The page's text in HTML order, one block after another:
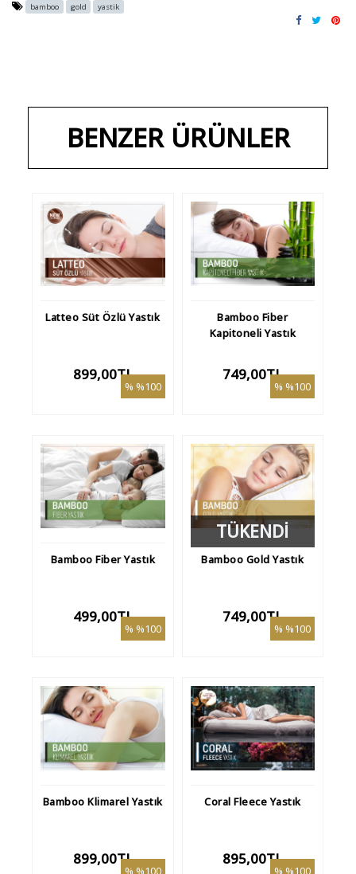
bamboo gold yastik
BENZER ÜRÜNLER
%100
Latteo Süt Özlü Yastık
899,00TL
%100
Bamboo Fiber
Kapitoneli Yastık
749,00TL
%100
Bamboo Fiber Yastık
499,00TL
%100
TÜKENDİ
Bamboo Gold Yastık
749,00TL
%100
Bamboo Klimarel Yastık
899,00TL
%100
Coral Fleece Yastık
895,00TL